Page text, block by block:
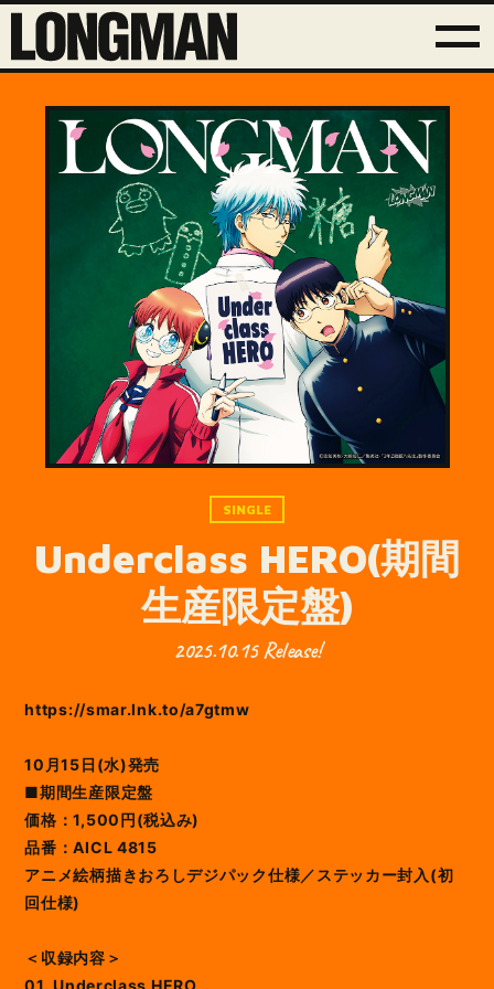
SINGLE
Underclass HERO(期間
生産限定盤)
2025.10.15 Release!
https://smar.lnk.to/a7gtmw
10月15日(水)発売
■期間生産限定盤
価格：1,500円(税込み)
品番：AICL 4815
アニメ絵柄描きおろしデジパック仕様／ステッカー封入(初
回仕様)
＜収録内容＞
01. Underclass HERO